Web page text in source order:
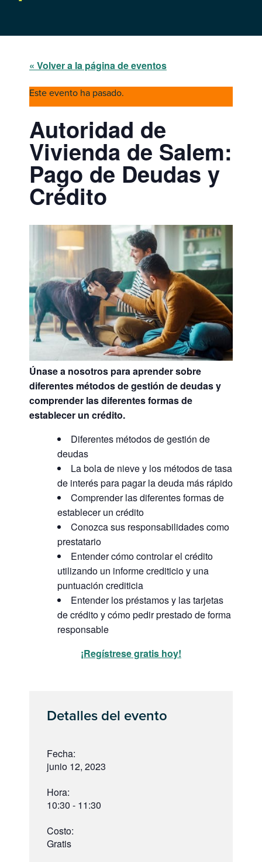
« Volver a la página de eventos
Este evento ha pasado.
Autoridad de
Vivienda de Salem:
Pago de Deudas y
Crédito
Únase a nosotros para aprender sobre
diferentes métodos de gestión de deudas y
comprender las diferentes formas de
establecer un crédito.
Diferentes métodos de gestión de
deudas
La bola de nieve y los métodos de tasa
de interés para pagar la deuda más rápido
Comprender las diferentes formas de
establecer un crédito
Conozca sus responsabilidades como
prestatario
Entender cómo controlar el crédito
utilizando un informe crediticio y una
puntuación crediticia
Entender los préstamos y las tarjetas
de crédito y cómo pedir prestado de forma
responsable
¡Regístrese gratis hoy!
Detalles del evento
Fecha:
junio 12, 2023
Hora:
10:30 - 11:30
Costo:
Gratis